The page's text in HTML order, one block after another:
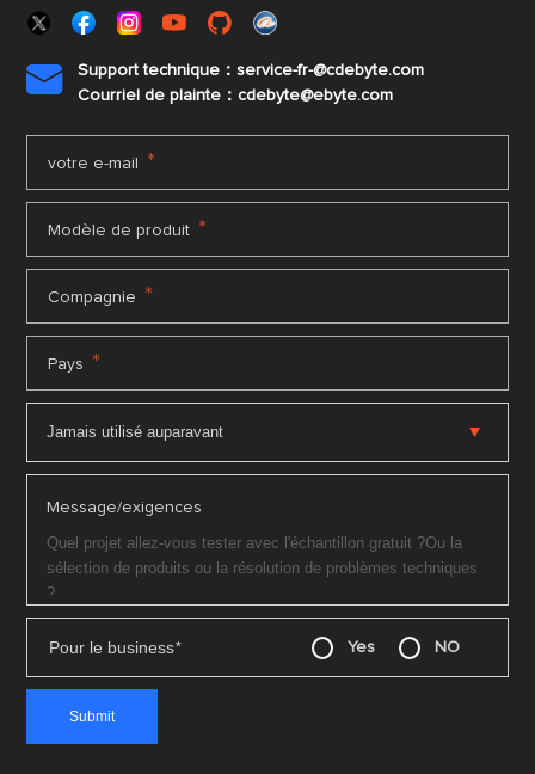

Support technique：service-fr-@cdebyte.com
Courriel de plainte：cdebyte@ebyte.com
votre e-mail *
Modèle de produit *
Compagnie *
Pays *
Message/exigences
Pour le business* Yes NO